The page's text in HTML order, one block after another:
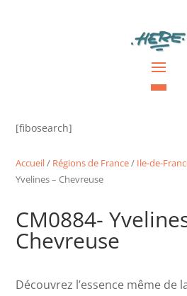
[fibosearch]
Accueil/ Régions de France/ Ile-de-
Yvelines – Chevreuse
CM0884-
Chevreuse
Découvrez l’essence même de